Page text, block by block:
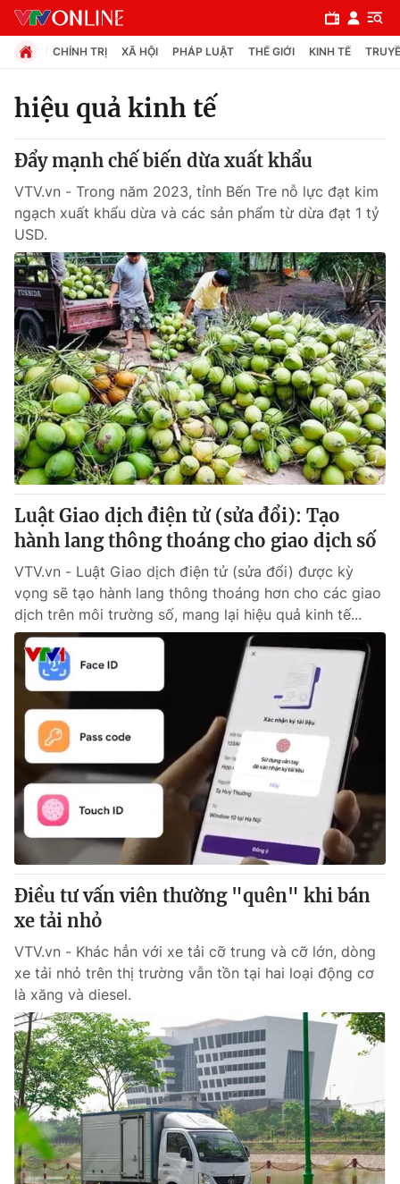
Chuyên mục
Xã hội
Pháp luật
Y tế
Thế giới
Tin tức
Thế giới đó đây
Câu chuyện quốc tế
Kinh tế
Tài chính
Thị trường
Góc doanh nghiệp
Dữ liệu và đời sống
Truyền hình
Phim VTV
Hậu trường
Nhân vật
Khán giả
Giải sao mai
Giải trí
Điện ảnh
Âm nhạc
Đời sống
Du lịch
Làm đẹp
Chất lượng cuộc sống
Giáo dục
Tuyển sinh
Học trực tuyến
Công nghệ
Hitech Công nghệ tương lai
Sản phẩm
Thị trường
Tư vấn
Giao lưu trực tuyến
Lịch phát sóng
Chuyên mục khác
Emagazine Podcast
Photo
Video Shorts video
VTV Money VTV Thể thao
VTV Sức khoẻ Bất động sản
CHÍNH TRỊ XÃ HỘI PHÁP LUẬT THẾ GIỚI KINH TẾ
hiệu quả kinh tế
Đẩy mạnh chế biến dừa xuất khẩu
VTV.vn - Trong năm 2023, tỉnh Bến Tre nỗ lực đạt kim
ngạch xuất khẩu dừa và các sản phẩm từ dừa đạt 1 tỷ
USD.
Luật Giao dịch điện tử (sửa đổi): Tạo
hành lang thông thoáng cho giao dịch số
VTV.vn - Luật Giao dịch điện tử (sửa đổi) được kỳ
vọng sẽ tạo hành lang thông thoáng hơn cho các giao
dịch trên môi trường số, mang lại hiệu quả kinh tế...
Điều tư vấn viên thường "quên" khi bán
xe tải nhỏ
VTV.vn - Khác hẳn với xe tải cỡ trung và cỡ lớn, dòng
xe tải nhỏ trên thị trường vẫn tồn tại hai loại động cơ
là xăng và diesel.